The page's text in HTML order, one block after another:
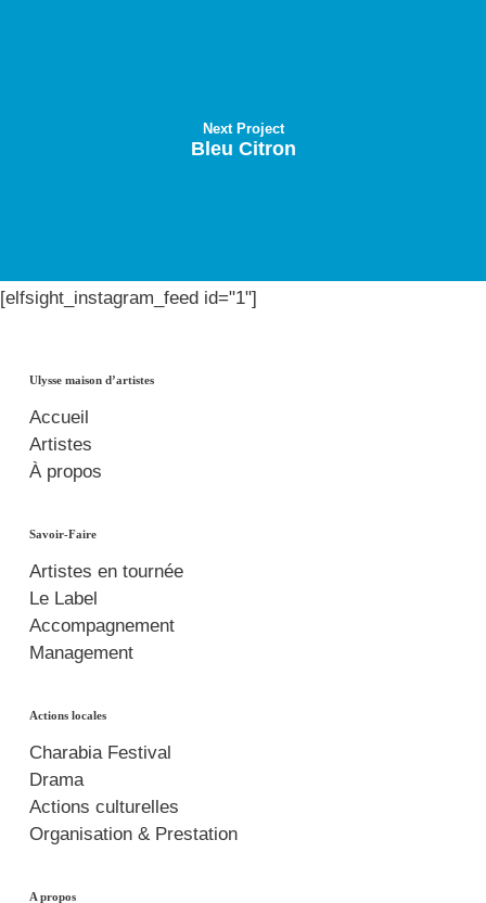
Next Project
Bleu Citron
[elfsight_instagram_feed id="1"]
Ulysse maison d’artistes
Accueil
Artistes
À propos
Savoir-Faire
Artistes en tournée
Le Label
Accompagnement
Management
Actions locales
Charabia Festival
Drama
Actions culturelles
Organisation & Prestation
A propos